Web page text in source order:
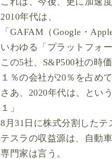
2010年代は、
「GAFAM（Google・
いわゆる「プラットフォ
この5社、S&P500社の時
１％の会社が20％を占め
さあ、2020年代は、とい
１」
8月31日に株式分割したテ
テスラの収益源は、自動
専門家は言う。